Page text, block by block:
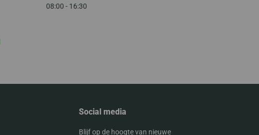
08:00 - 16:30
Social media
Blijf op de hoogte van nieuwe